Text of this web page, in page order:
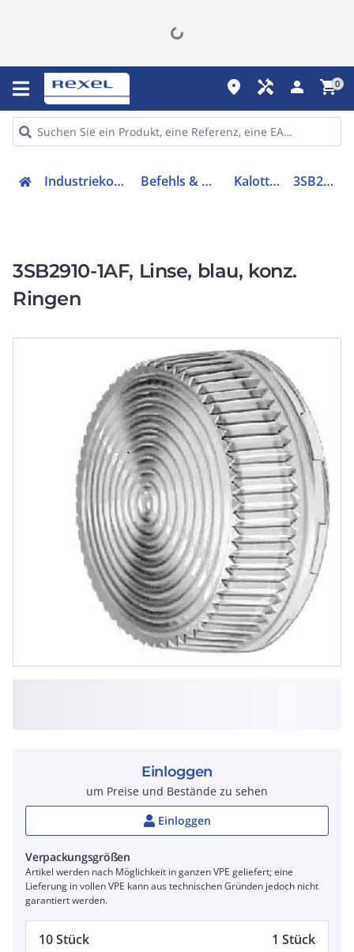
place handyman person shopping_cart0
Industriekomponenten Befehls & Meldegeräte Kalotte, Linse 3SB29101AF
3SB2910-1AF, Linse, blau, konz.
Ringen
Einloggen
um Preise und Bestände zu sehen
Einloggen
Verpackungsgrößen
Artikel werden nach Möglichkeit in ganzen VPE geliefert; eine
Lieferung in vollen VPE kann aus technischen Gründen jedoch nicht
garantiert werden.
10 Stück 1 Stück